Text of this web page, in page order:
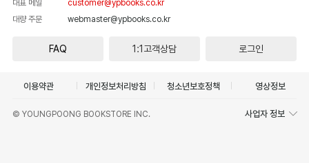
대표 메일
customer@ypbooks.co.kr
대량 주문
webmaster@ypbooks.co.kr
FAQ 1:1고객상담 로그인
이용약관 개인정보처리방침 청소년보호정책 영상정보
© YOUNGPOONG BOOKSTORE INC. 사업자 정보